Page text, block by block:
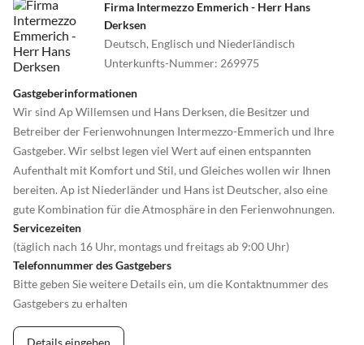
Firma Intermezzo Emmerich - Herr Hans
Derksen
Deutsch, Englisch und Niederländisch
Unterkunfts-Nummer: 269975
Gastgeberinformationen
Wir sind Ap Willemsen und Hans Derksen, die Besitzer und
Betreiber der Ferienwohnungen Intermezzo-Emmerich und Ihre
Gastgeber. Wir selbst legen viel Wert auf einen entspannten
Aufenthalt mit Komfort und Stil, und Gleiches wollen wir Ihnen
bereiten. Ap ist Niederländer und Hans ist Deutscher, also eine
gute Kombination für die Atmosphäre in den Ferienwohnungen.
Servicezeiten
(täglich nach 16 Uhr, montags und freitags ab 9:00 Uhr)
Telefonnummer des Gastgebers
Bitte geben Sie weitere Details ein, um die Kontaktnummer des
Gastgebers zu erhalten
Details eingeben